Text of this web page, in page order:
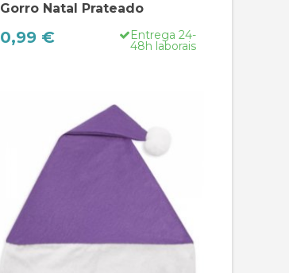
Gorro Natal Prateado
0,99 € Entrega 24-
48h laborais